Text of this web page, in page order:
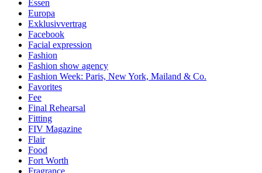
Essen
Europa
Exklusivvertrag
Facebook
Facial expression
Fashion
Fashion show agency
Fashion Week: Paris, New York, Mailand & Co.
Favorites
Fee
Final Rehearsal
Fitting
FIV Magazine
Flair
Food
Fort Worth
Fragrance